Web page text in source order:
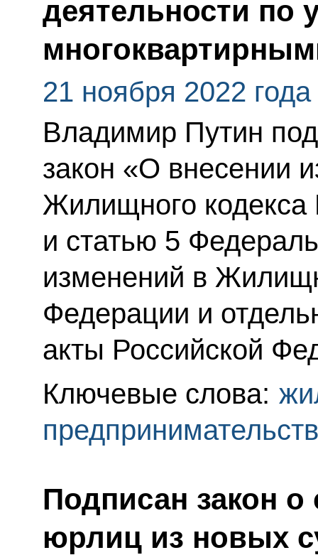
деятельности по
21 ноября 2022 года
Владимир Путин
закон «О внесении
Жилищного кодекса
и статью 5
изменений в
Федерации и
акты Российской
Ключевые слова:
Подписан закон о
юрлиц из новых